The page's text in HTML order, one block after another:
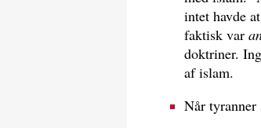
intet havde
faktisk var
doktriner.
af islam.
Når tyranner